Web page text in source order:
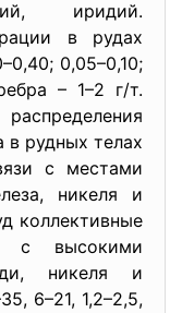
иридий.
в рудах
0,05–0,10;
– 1–2 г/т.
в рудных телах
с местами
никеля и
коллективные
с высокими
никеля и
6–21, 1,2–2,5,